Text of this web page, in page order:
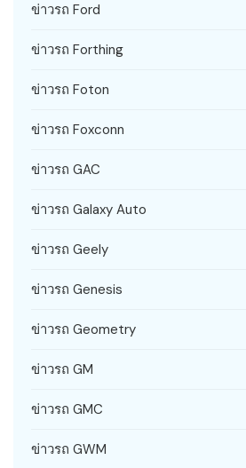
ข่าวรถ Ford
ข่าวรถ Forthing
ข่าวรถ Foton
ข่าวรถ Foxconn
ข่าวรถ GAC
ข่าวรถ Galaxy Auto
ข่าวรถ Geely
ข่าวรถ Genesis
ข่าวรถ Geometry
ข่าวรถ GM
ข่าวรถ GMC
ข่าวรถ GWM